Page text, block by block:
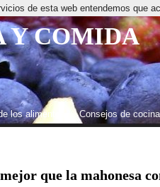
Y COMIDA
los alimentos Consejos de cocina
que la mahonesa
de esta web entendemos que